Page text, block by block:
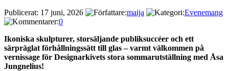
Publicerat: 17 juni, 2026 maija
Evenemang
0
Ikoniska skulpturer, storsäljande publiksuccéer och ett
särpräglat förhållningssätt till glas – varmt välkommen på
vernissage för Designarkivets stora sommarutställning med Åsa
Jungnelius!